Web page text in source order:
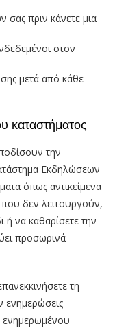
σας πριν κάνετε μια
στον
μετά από κάθε
καταστήματος
την
Εκδηλώσεων
όπως αντικείμενα
δεν λειτουργούν,
ή να καθαρίσετε την
προσωρινά
τη
ενημερώσεις
ενημερωμένου